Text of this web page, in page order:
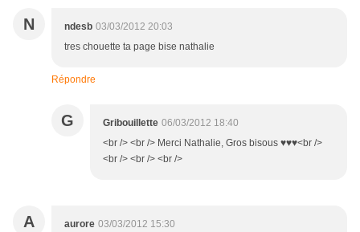
N ndesb 03/03/2012 20:03
tres chouette ta page bise nathalie
Répondre
G Gribouillette 06/03/2012 18:40
<br /> <br /> Merci Nathalie, Gros bisous ♥♥♥<br />
<br /> <br /> <br />
A aurore 03/03/2012 15:30